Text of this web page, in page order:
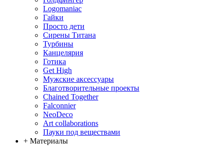
Logomaniac
Гайки
Просто дети
Сирены Титана
Турбины
Канцелярия
Готика
Get High
Мужские аксессуары
Благотворительные проекты
Chained Together
Falconnier
NeoDeco
Аrt collaborations
Пауки под веществами
+ Материалы